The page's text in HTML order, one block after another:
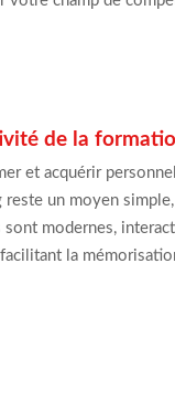
de la
et acquérir
reste un moyen
modernes,
la